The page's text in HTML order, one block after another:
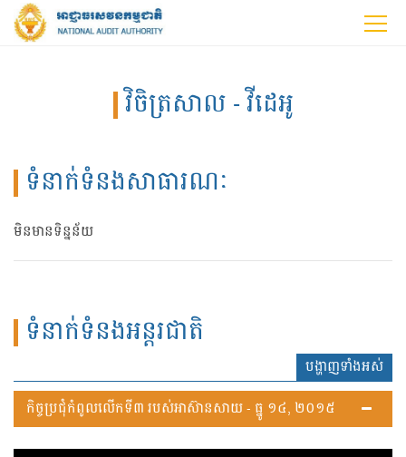
វិចិត្រសាល - វីដេអូ
ទំនាក់ទំនងសាធារណៈ
មិនមានទិន្នន័យ
ទំនាក់ទំនងអន្តរជាតិ
បង្ហាញទាំងអស់
កិច្ចប្រជុំកំពូលលើកទី៣ របស់អាស៊ានសាយ - ធ្នូ ១៤, ២០១៥